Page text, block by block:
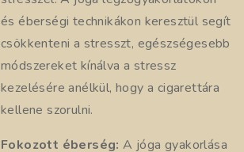
és éberségi technikákon keresztül segít
csökkenteni a stresszt, egészségesebb
módszereket kínálva a stressz
kezelésére anélkül, hogy a cigarettára
kellene szorulni.
Fokozott éberség: A jóga gyakorlása